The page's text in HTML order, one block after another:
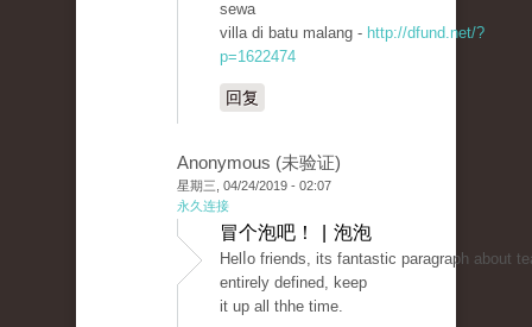
sewa
villa di batu malang - http://dfund.net/?
p=1622474
回复
Anonymous (未验证)
星期三, 04/24/2019 - 02:07
永久连接
冒个泡吧！ | 泡泡
Helⅼo friends, its fantastic paragraph about
entirely defined, keep
it up all thhe time.